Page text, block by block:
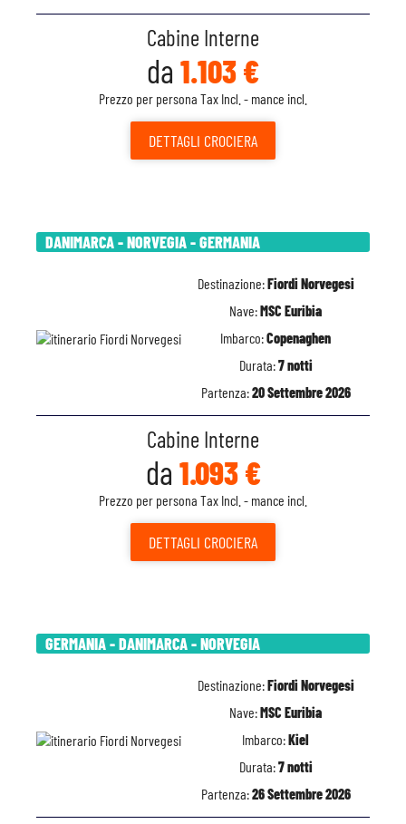
Cabine Interne
da 1.103 €
Prezzo per persona Tax Incl. - mance incl.
DETTAGLI CROCIERA
DANIMARCA - NORVEGIA - GERMANIA
Destinazione:Fiordi Norvegesi
Nave:MSC Euribia
Imbarco:Copenaghen
Durata:7 notti
Partenza:20 Settembre 2026
Cabine Interne
da 1.093 €
Prezzo per persona Tax Incl. - mance incl.
DETTAGLI CROCIERA
GERMANIA - DANIMARCA - NORVEGIA
Destinazione:Fiordi Norvegesi
Nave:MSC Euribia
Imbarco:Kiel
Durata:7 notti
Partenza:26 Settembre 2026